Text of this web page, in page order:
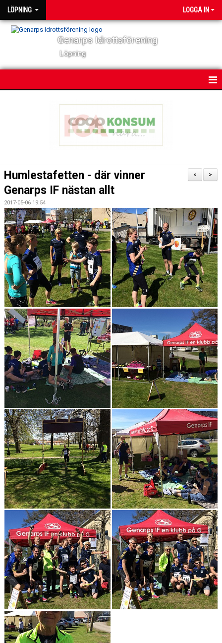
LÖPNING LOGGA IN
Genarps Idrottsförening
Löpning
VÅRA LÖPARE
POWER 60
KONTAKT
LÄNKAR
INTERNA TÄVLINGAR
GIFT GENARPS IF TRAIL 2026
ANMÄLAN TILL LÖPGRUPPEN
>
<
Humlestafetten - där vinner
Genarps IF nästan allt
2017-05-06 19:54